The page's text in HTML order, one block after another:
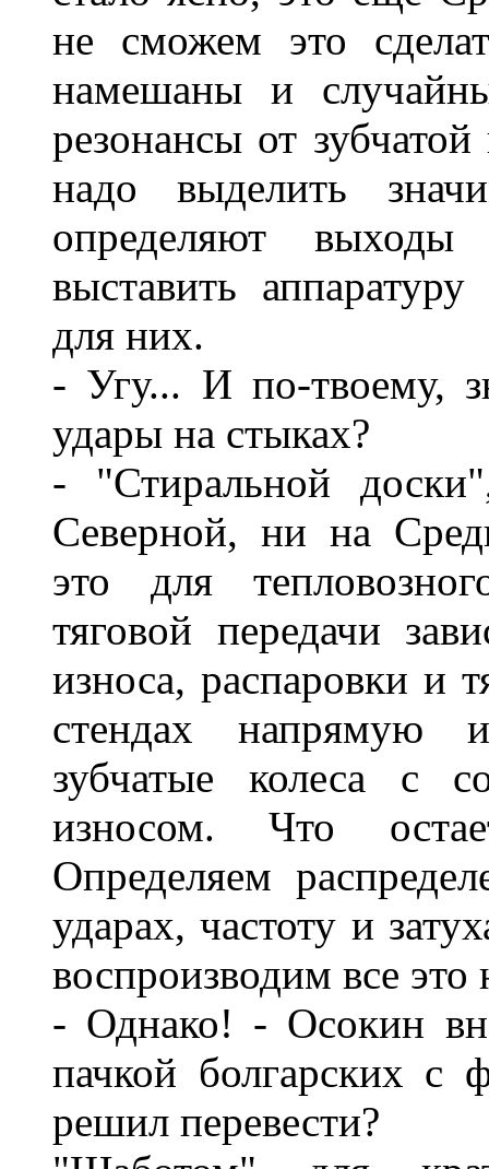
не сможем это
намешаны и
резонансы от
надо выделить
определяют
выставить
для них.
- Угу... И по-твоему,
удары на стыках?
- "Стиральной
Северной, ни на
это для
тяговой передачи
износа, распаровки и
стендах напрямую
зубчатые колеса с
износом. Что
Определяем
ударах, частоту и
воспроизводим все это
- Однако! - Осокин
пачкой болгарских
решил перевести?